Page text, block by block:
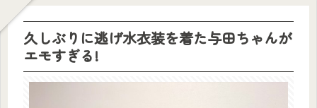
久しぶりに逃げ水衣装を着た与田ちゃんが
エモすぎる!